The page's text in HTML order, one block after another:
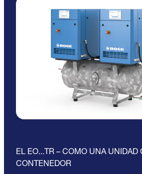
EL EO...TR – COMO UNA UNIDAD
CONTENEDOR